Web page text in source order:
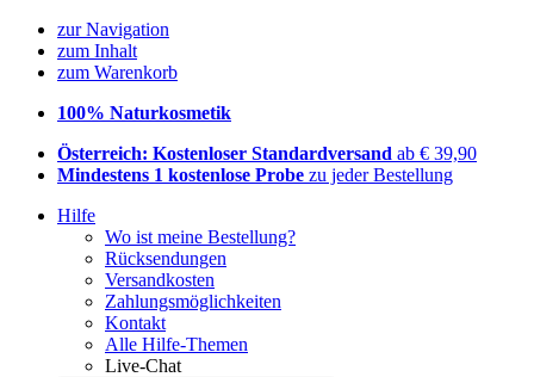
zur Navigation
zum Inhalt
zum Warenkorb
100% Naturkosmetik
Österreich: Kostenloser Standardversand ab € 39,90
Mindestens 1 kostenlose Probe zu jeder Bestellung
Hilfe
Wo ist meine Bestellung?
Rücksendungen
Versandkosten
Zahlungsmöglichkeiten
Kontakt
Alle Hilfe-Themen
Live-Chat